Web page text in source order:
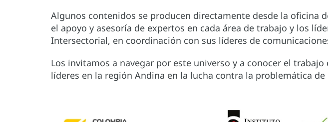
Algunos contenidos se producen directamente desde la oficina
el apoyo y asesoría de expertos en cada área de trabajo y los
Intersectorial, en coordinación con sus líderes de
Los invitamos a navegar por este universo y a conocer el
líderes en la región Andina en la lucha contra la problemática